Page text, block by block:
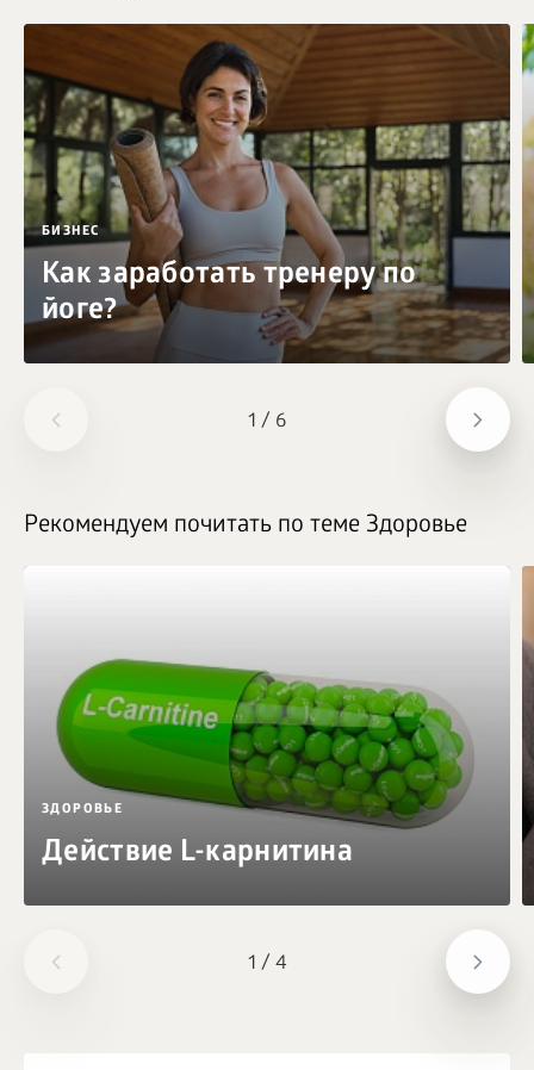
1 / 6
БИЗНЕС
Как заработать тренеру по
йоге?
1 / 4
Рекомендуем почитать по теме Здоровье
ЗДОРОВЬЕ
Действие L-карнитина